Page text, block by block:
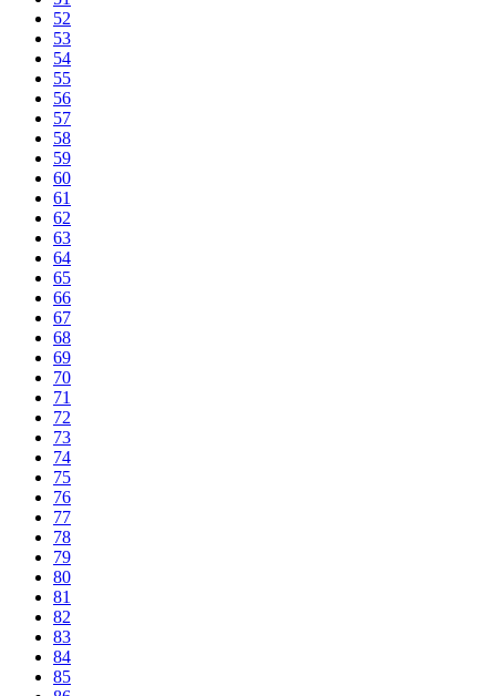
52
53
54
55
56
57
58
59
60
61
62
63
64
65
66
67
68
69
70
71
72
73
74
75
76
77
78
79
80
81
82
83
84
85